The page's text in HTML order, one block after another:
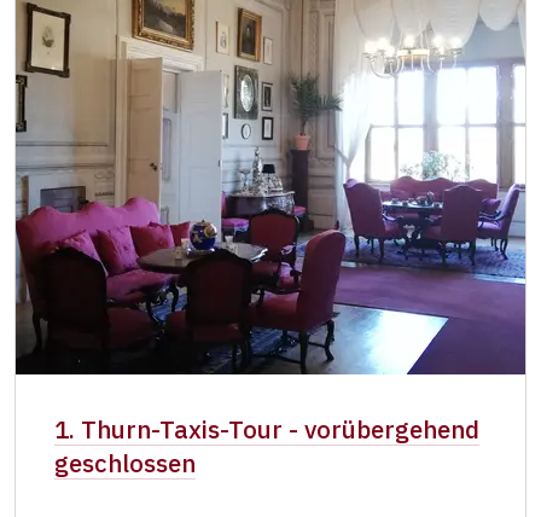
1. Thurn-Taxis-Tour - vorübergehend
geschlossen